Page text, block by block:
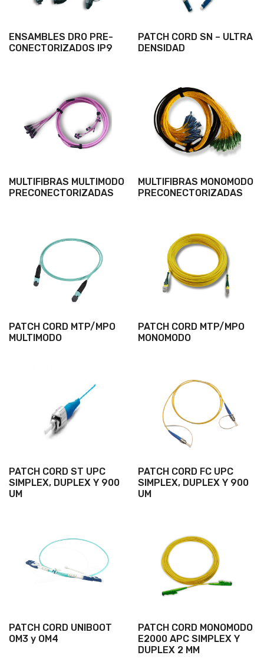
ENSAMBLES DRO PRE-
CONECTORIZADOS IP9
PATCH CORD SN – ULTRA
DENSIDAD
MULTIFIBRAS MULTIMODO
PRECONECTORIZADAS
MULTIFIBRAS MONOMODO
PRECONECTORIZADAS
PATCH CORD MTP/MPO
MULTIMODO
PATCH CORD MTP/MPO
MONOMODO
PATCH CORD ST UPC
SIMPLEX, DUPLEX Y 900
UM
PATCH CORD FC UPC
SIMPLEX, DUPLEX Y 900
UM
PATCH CORD UNIBOOT
OM3 y OM4
PATCH CORD MONOMODO
E2000 APC SIMPLEX Y
DUPLEX 2 MM